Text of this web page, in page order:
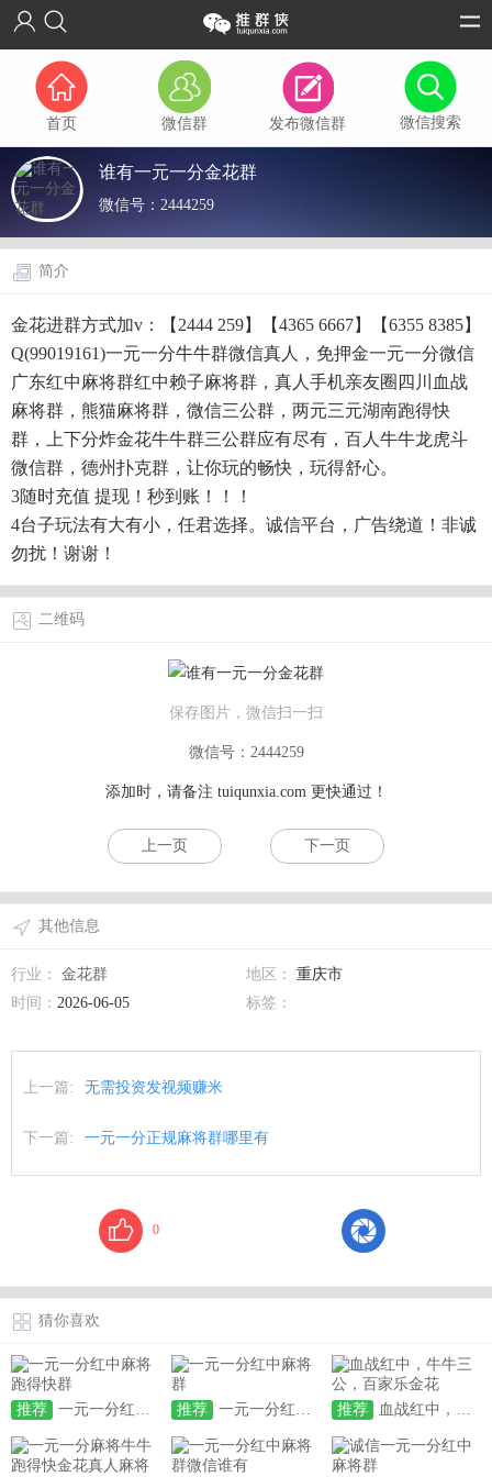
首页 微信群 发布微信群 微信搜索
谁有一元一分金花群
微信号： 2444259
简介
金花进群方式加v：【2444 259】【4365 6667】【6355 8385】
Q(99019161)一元一分牛牛群微信真人，免押金一元一分微信
广东红中麻将群红中赖子麻将群，真人手机亲友圈四川血战
麻将群，熊猫麻将群，微信三公群，两元三元湖南跑得快
群，上下分炸金花牛牛群三公群应有尽有，百人牛牛龙虎斗
微信群，德州扑克群，让你玩的畅快，玩得舒心。
3随时充值 提现！秒到账！！！
4台子玩法有大有小，任君选择。诚信平台，广告绕道！非诚
勿扰！谢谢！
二维码
保存图片，微信扫一扫
微信号：2444259
添加时，请备注 tuiqunxia.com更快通过！
上一页 下一页
其他信息
行业： 金花群 地区：
重庆市
时间： 2026-06-05 标签：
上一篇: 无需投资发视频赚米
下一篇: 一元一分正规麻将群哪里有
0
猜你喜欢
推荐 一元一分红中麻将跑得快群 推荐 一元一分红中麻将群 推荐 血战红中，牛牛三公，百家乐金花